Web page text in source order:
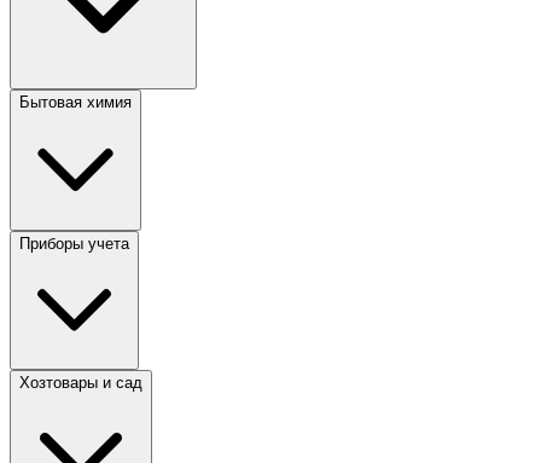
Бытовая химия
Приборы учета
Хозтовары и сад